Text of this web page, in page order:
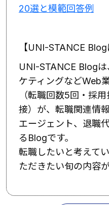
20選と模範回答例
【UNI-STANCE Blog
UNI-STANCE Blog
ケティングなどWeb
（転職回数5回・採
接）が、転職関連情
エージェント、退職
るBlogです。
転職したいと考えて
ただきたい旬の内容が